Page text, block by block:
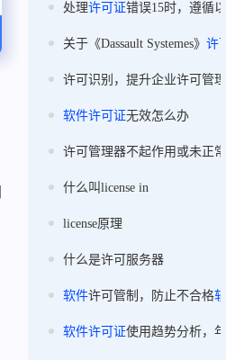
处理许可证错误15时，遵循
关于《Dassault Systemes》 许
许可识别，提升企业许可管
软件许可证无效怎么办
许可管理器不起作用或未正
什么叫license in
license原理
什么是许可服务器
软件许可管制，防止不合格
软件许可证使用趋势分析，